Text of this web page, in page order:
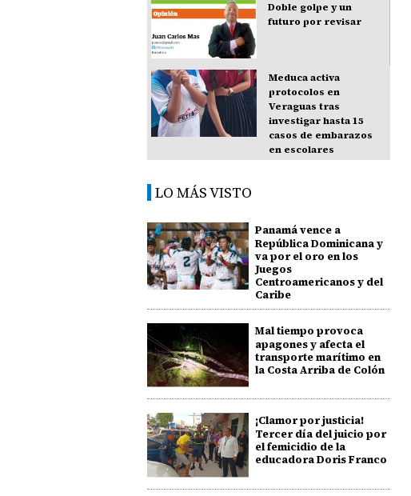
Doble golpe y un
futuro por revisar
Meduca activa
protocolos en
Veraguas tras
investigar hasta 15
casos de embarazos
en escolares
LO MÁS VISTO
Panamá vence a
República Dominicana y
va por el oro en los
Juegos
Centroamericanos y del
Caribe
Mal tiempo provoca
apagones y afecta el
transporte marítimo en
la Costa Arriba de Colón
¡Clamor por justicia!
Tercer día del juicio por
el femicidio de la
educadora Doris Franco